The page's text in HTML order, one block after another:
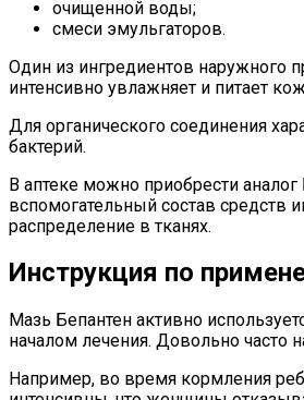
очищенной воды;
смеси эмульгаторов.
Один из ингредиентов наружного
интенсивно увлажняет и питает
Для органического соединения
бактерий.
В аптеке можно приобрести
вспомогательный состав средств
распределение в тканях.
Инструкция по
Мазь Бепантен активно
началом лечения. Довольно часто
Например, во время кормления